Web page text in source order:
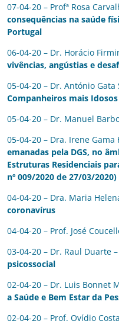
07-04-20 – Profª Rosa
consequências na saúde
Portugal
06-04-20 – Dr. Horácio
vivências, angústias e
05-04-20 – Dr. António Gata
Companheiros mais Idosos
05-04-20 – Dr. Manuel
05-04-20 – Dra. Irene Gama
emanadas pela DGS, no
Estruturas Residenciais
nº 009/2020 de 27/03/2020)
04-04-20 – Dra. Maria
coronavírus
04-04-20 – Prof. José
03-04-20 – Dr. Raul Duarte –
psicossocial
02-04-20 – Dr. Luis Bonnet
a Saúde e Bem Estar da
02-04-20 – Prof. Ovídio